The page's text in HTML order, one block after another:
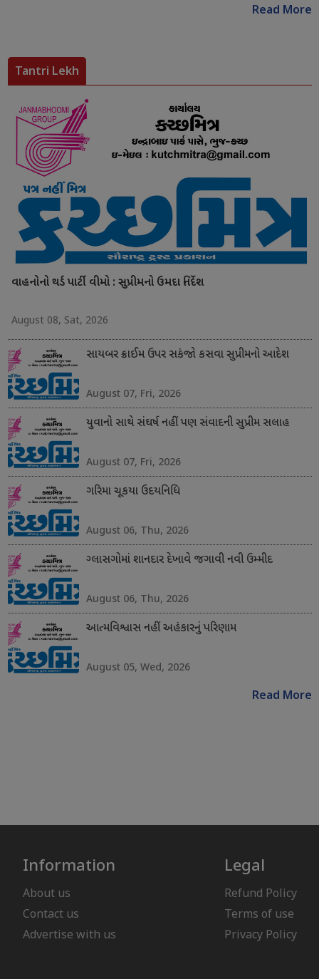
Read More
Tantri Lekh
વાહનોનો થર્ડ પાર્ટી વીમો : સુપ્રીમનો ઉમદા નિર્દેશ
August 08, Sat, 2026
સાયબર ક્રાઈમ ઉપર સકંજો કસવા સુપ્રીમનો આદેશ
August 07, Fri, 2026
યુવાનો સાથે સંઘર્ષ નહીં પણ સંવાદની સુપ્રીમ સલાહ
August 07, Fri, 2026
ગરિમા ચૂકયા ઉદયનિધિ
August 06, Thu, 2026
ગ્લાસગોમાં શાનદાર દેખાવે જગાવી નવી ઉમ્મીદ
August 06, Thu, 2026
આત્મવિશ્વાસ નહીં અહંકારનું પરિણામ
August 05, Wed, 2026
Read More
Information
About us
Contact us
Advertise with us
Legal
Refund Policy
Terms of use
Privacy Policy